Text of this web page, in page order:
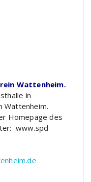
Wattenheim.
in
Wattenheim.
Homepage des
www.spd-